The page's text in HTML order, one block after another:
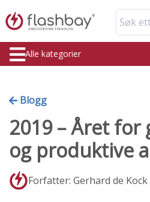
Søk
Alle kategorier
Blogg
2019 – Året for
og produktive
Forfatter: Gerhard de Kock